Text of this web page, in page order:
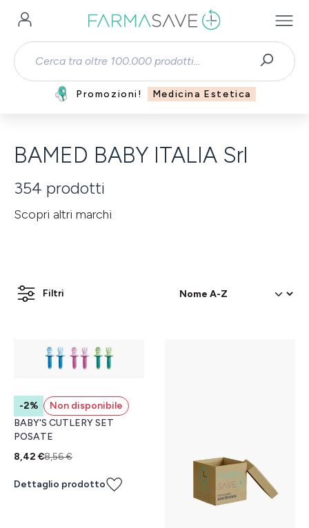
Passa al contenuto principale
Promozioni! Medicina Estetica
BAMED BABY ITALIA Srl
354 prodotti
Scopri altri marchi
Filtri
-2%
Non disponibile
BABY'S CUTLERY SET
POSATE
8,42 €8,56 €
Dettaglio prodotto